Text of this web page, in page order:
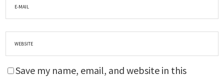
Save my name, email, and website in this